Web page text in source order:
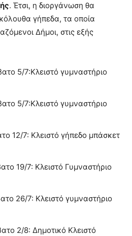
. Έτσι, η διοργάνωση θα
γήπεδα, τα οποία
Δήμοι, στις εξής
5/7:Κλειστό γυμναστήριο
5/7:Κλειστό γυμναστήριο
12/7: Κλειστό γήπεδο μπάσκετ
19/7: Κλειστό Γυμναστήριο
26/7: Κλειστό γυμναστήριο
2/8: Δημοτικό Κλειστό